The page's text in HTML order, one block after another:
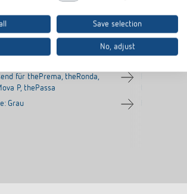
9070913
für Aufputz-Montage des
für thePrema, theRonda,
P, thePassa
Grau
Artikel-Nr.
Save selection
No, adjust